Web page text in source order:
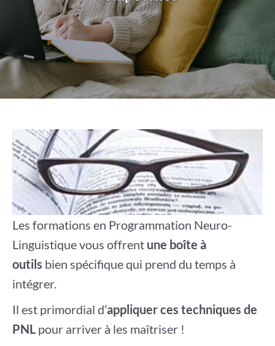
Les formations en Programmation Neuro-
Linguistique vous offrent une boîte à
outils bien spécifique qui prend du temps à
intégrer.
Il est primordial d’appliquer ces techniques de
PNLpour arriver à les maîtriser !